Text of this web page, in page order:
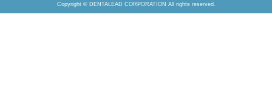
Copyright © DENTALEAD CORPORATION All rights reserved.